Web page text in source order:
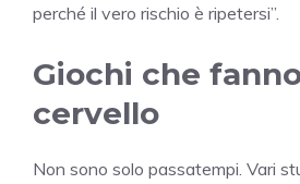
perché il vero rischio è ripetersi”.
Giochi che
cervello
Non sono solo passatempi. Vari